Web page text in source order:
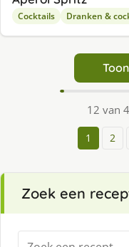
Cocktails Dranken &
12 van
1 2
Zoek een
Zoeken